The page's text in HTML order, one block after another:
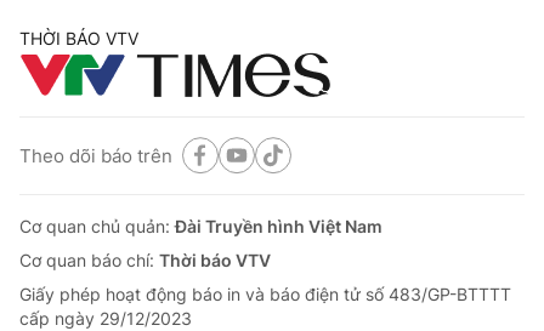
Phim VTV
Hậu trường
Giải sao mai
Giải trí
Điện ảnh
Âm nhạc
Du lịch
Làm đẹp
Chất lượng cuộc sống
Tuyển sinh
Học trực tuyến
Công nghệ
Hitech Công nghệ tương lai
THỜI BÁO VTV
Theo dõi báo trên
Cơ quan chủ quản:Đài Truyền hình Việt Nam
Cơ quan báo chí: Thời báo VTV
Giấy phép hoạt động báo in và báo điện tử số 483/GP-BTTTT
cấp ngày 29/12/2023